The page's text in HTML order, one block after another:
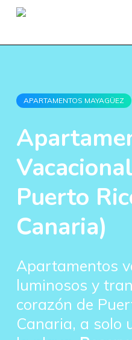
Skip
main
APARTAMENTOS MAYAGÜEZ
Puerto
Canaria)
Apartamentos
luminosos y
corazón de
Canaria, a solo